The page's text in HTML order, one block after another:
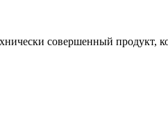
совершенный продукт,